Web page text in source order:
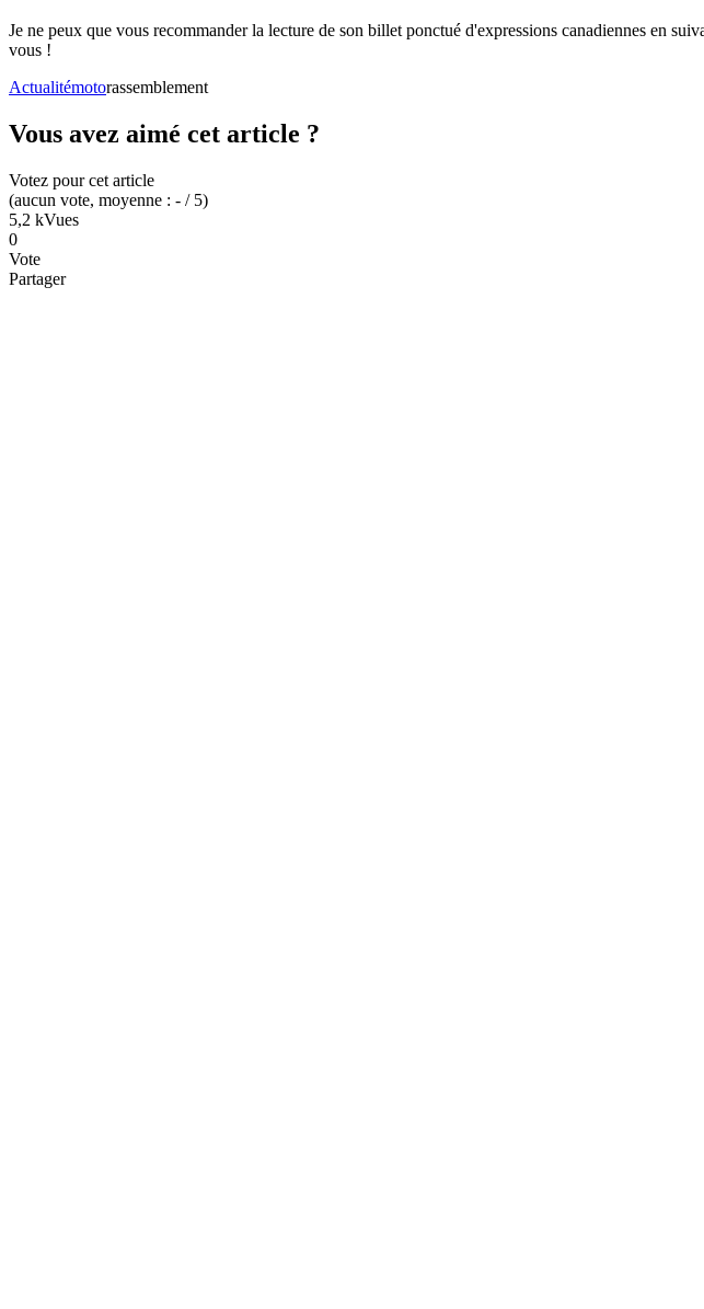
Je ne peux que vous recommander la lecture de son billet ponctué d'expressions canadiennes en
vous !
Actualitémotorassemblement
Vous avez aimé cet article ?
Votez pour cet article
(aucun vote, moyenne : - / 5)
5,2 kVues
0
Vote
Partager